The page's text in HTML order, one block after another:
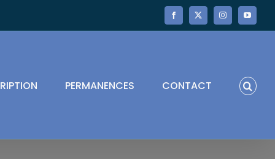
Facebook
X InstagramYouTube
PERMANENCES CONTACT